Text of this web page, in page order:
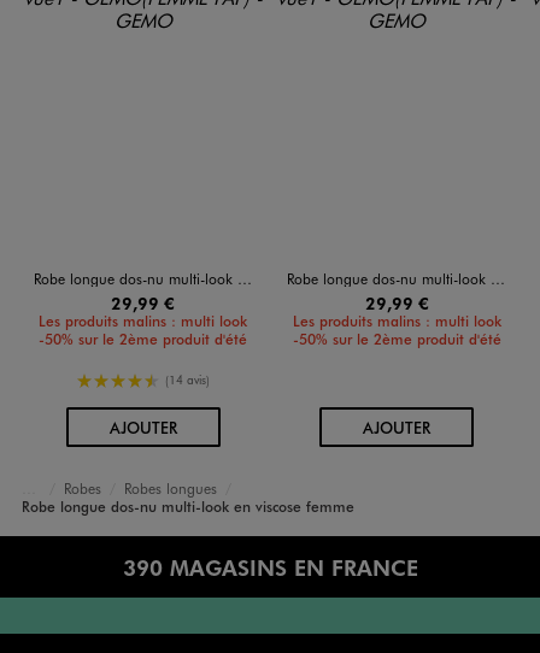
Robe longue dos-nu multi-look en viscose femme
29,99 €
Les produits malins : multi look
-50% sur le 2ème produit d'été
4.5/5 de moyenne
(14 avis)
AJOUTERAU PANIER
Robe longue dos-nu multi-look en viscose femme
29,99 €
Les produits malins : multi look
-50% sur le 2ème produit d'été
AJOUTERAU PANIER
Accueil
Femme
Vêtements
Robes
Robes longues
Robe longue dos-nu multi-look en viscose femme
390 MAGASINS EN FRANCE